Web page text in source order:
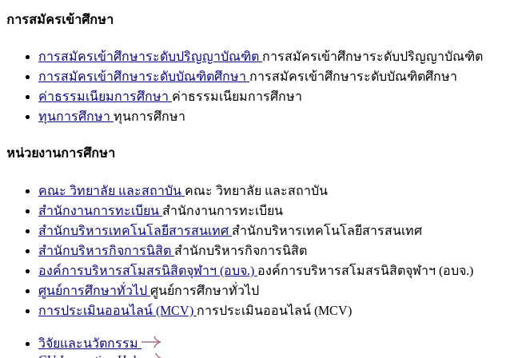
การสมัครเข้าศึกษา
การสมัครเข้าศึกษาระดับปริญญาบัณฑิต การสมัครเข้าศึกษาระดับปริญญาบัณฑิต
การสมัครเข้าศึกษาระดับบัณฑิตศึกษา การสมัครเข้าศึกษาระดับบัณฑิตศึกษา
ค่าธรรมเนียมการศึกษา ค่าธรรมเนียมการศึกษา
ทุนการศึกษา ทุนการศึกษา
หน่วยงานการศึกษา
คณะ วิทยาลัย และสถาบัน คณะ วิทยาลัย และสถาบัน
สำนักงานการทะเบียน สำนักงานการทะเบียน
สำนักบริหารเทคโนโลยีสารสนเทศ สำนักบริหารเทคโนโลยีสารสนเทศ
สำนักบริหารกิจการนิสิต สำนักบริหารกิจการนิสิต
องค์การบริหารสโมสรนิสิตจุฬาฯ (อบจ.) องค์การบริหารสโมสรนิสิตจุฬาฯ (อบจ.)
ศูนย์การศึกษาทั่วไป ศูนย์การศึกษาทั่วไป
การประเมินออนไลน์ (MCV) การประเมินออนไลน์ (MCV)
วิจัยและนวัตกรรม